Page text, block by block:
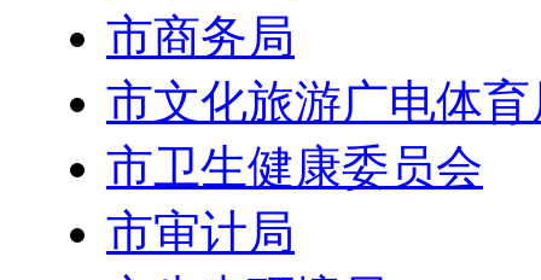
市商务局
市文化旅游广电体育
市卫生健康委员会
市审计局